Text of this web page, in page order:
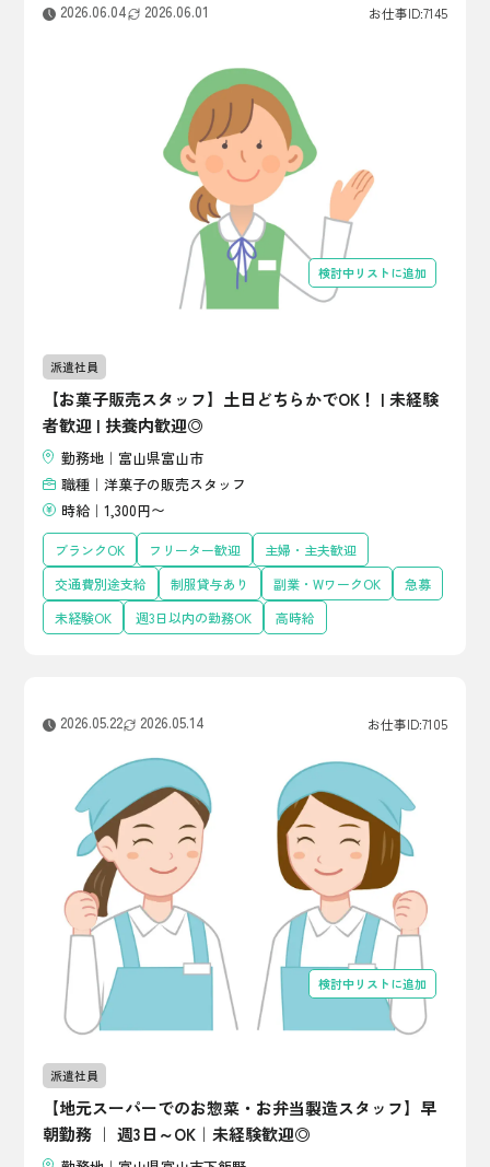
2026.06.04 2026.06.01 お仕事ID:7145
検討中リストに追加
派遣社員
【お菓子販売スタッフ】土日どちらかでOK！ | 未経験
者歓迎 | 扶養内歓迎◎
勤務地｜富山県富山市
職種｜洋菓子の販売スタッフ
時給｜1,300円〜
ブランクOK フリーター歓迎
主婦・主夫歓迎
交通費別途支給
制服貸与あり 副業・WワークOK
急募
未経験OK
週3日以内の勤務OK 高時給
2026.05.22 2026.05.14 お仕事ID:7105
検討中リストに追加
派遣社員
【地元スーパーでのお惣菜・お弁当製造スタッフ】早
朝勤務 ｜ 週3日～OK｜未経験歓迎◎